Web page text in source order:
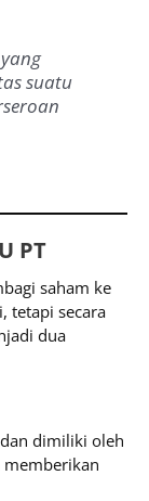
suatu
PT
saham ke
tetapi secara
dua
dimiliki oleh
memberikan